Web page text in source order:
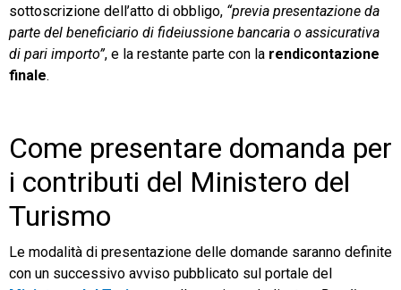
sottoscrizione dell’atto di obbligo, “previa presentazione da
parte del beneficiario di fideiussione bancaria o assicurativa
di pari importo”, e la restante parte con la rendicontazione
finale.
Come presentare domanda per
i contributi del Ministero del
Turismo
Le modalità di presentazione delle domande saranno definite
con un successivo avviso pubblicato sul portale del